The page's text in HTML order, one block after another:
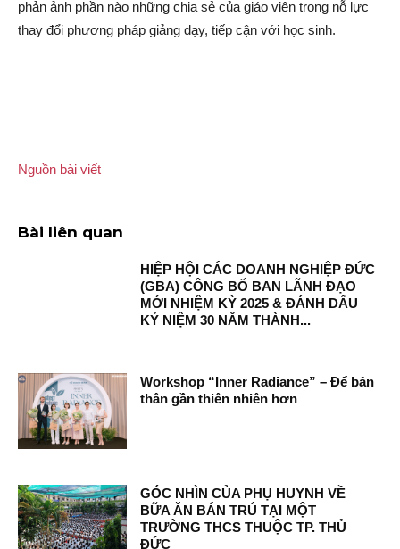
phản ảnh phần nào những chia sẻ của giáo viên trong nỗ lực
thay đổi phương pháp giảng dạy, tiếp cận với học sinh.
Nguồn bài viết
Bài liên quan
HIỆP HỘI CÁC DOANH NGHIỆP ĐỨC
(GBA) CÔNG BỐ BAN LÃNH ĐẠO
MỚI NHIỆM KỲ 2025 & ĐÁNH DẤU
KỶ NIỆM 30 NĂM THÀNH...
Workshop “Inner Radiance” – Để bản
thân gần thiên nhiên hơn
GÓC NHÌN CỦA PHỤ HUYNH VỀ
BỮA ĂN BÁN TRÚ TẠI MỘT
TRƯỜNG THCS THUỘC TP. THỦ
ĐỨC